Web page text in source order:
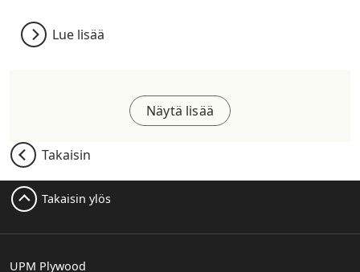
Lue lisää
Näytä lisää
Takaisin
Takaisin ylös
UPM Plywood